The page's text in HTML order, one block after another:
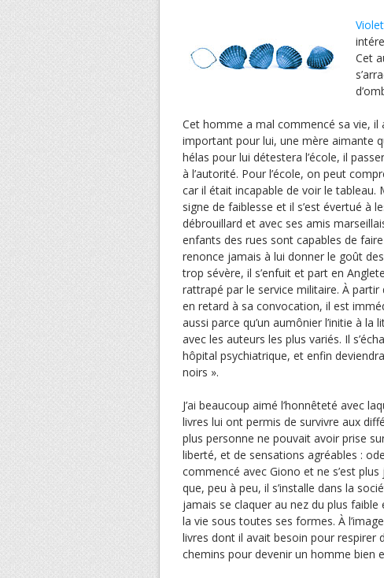
Cet
Cet homme a mal commencé sa vie, il
important pour lui, une mère aimante
hélas pour lui détestera l’école, il
à l’autorité. Pour l’école, on peut
car il était incapable de voir le
signe de faiblesse et il s’est évertué à
débrouillard et avec ses amis
enfants des rues sont capables de
renonce jamais à lui donner le goût
trop sévère, il s’enfuit et part en
rattrapé par le service militaire. À
en retard à sa convocation, il est
aussi parce qu’un aumônier l’initie à
avec les auteurs les plus variés. Il
hôpital psychiatrique, et enfin
noirs ».
J’ai beaucoup aimé l’honnêteté avec
livres lui ont permis de survivre aux
plus personne ne pouvait avoir prise
liberté, et de sensations agréables :
commencé avec Giono et ne s’est
que, peu à peu, il s’installe dans la
jamais se claquer au nez du plus
la vie sous toutes ses formes. À
livres dont il avait besoin pour respirer
chemins pour devenir un homme bien